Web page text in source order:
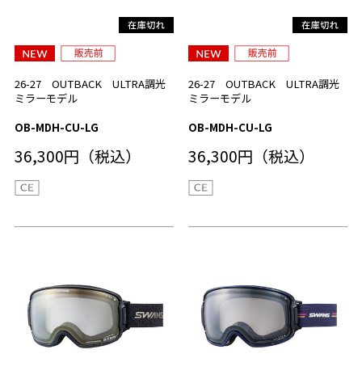
26-27 OUTBACK ULTRA調光
ミラーモデル
OB-MDH-CU-LG
36,300円（税込）
26-27 OUTBACK ULTRA調光
ミラーモデル
OB-MDH-CU-LG
36,300円（税込）